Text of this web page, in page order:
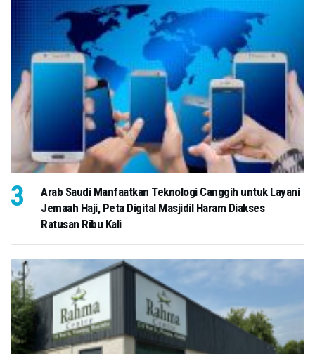
Arab Saudi Manfaatkan Teknologi Canggih untuk Layani
Jemaah Haji, Peta Digital Masjidil Haram Diakses
Ratusan Ribu Kali